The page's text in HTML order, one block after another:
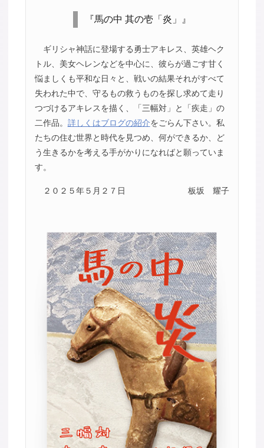
『馬の中 其の壱「炎」』
ギリシャ神話に登場する勇士アキレス、英雄ヘク
トル、美女ヘレンなどを中心に、彼らが過ごす甘く
悩ましくも平和な日々と、戦いの結果それがすべて
失われた中で、守るもの救うものを探し求めて走り
つづけるアキレスを描く、「三幅対」と「疾走」の
二作品。 詳しくはブログの紹介をごらん下さい。私
たちの住む世界と時代を見つめ、何ができるか、ど
う生きるかを考える手がかりになればと願っていま
す。
２０２５年５月２７日 板坂 耀子